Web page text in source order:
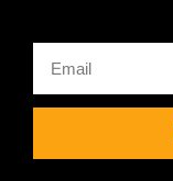
Email